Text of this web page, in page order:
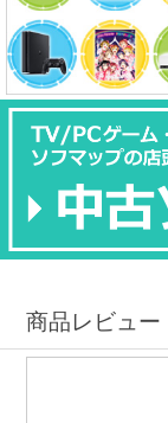
商品レビュー